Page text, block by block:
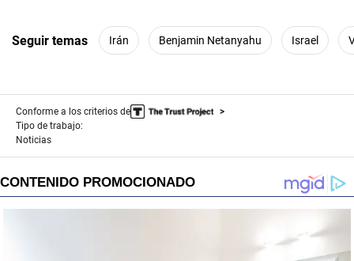
Seguir temas Irán Benjamin Netanyahu Israel
Conforme a los criterios de
Tipo de trabajo:
Noticias